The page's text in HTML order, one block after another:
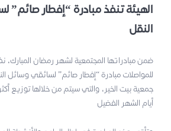
الهيئة تنفذ مبادرة “إفطار صائم”
النقل
ضمن مبادراتها المجتمعية لشهر رمضان المبارك،
للمواصلات مبادرة “إفطار صائم” لسائقي وسائل
أيام الشهر الفضيل